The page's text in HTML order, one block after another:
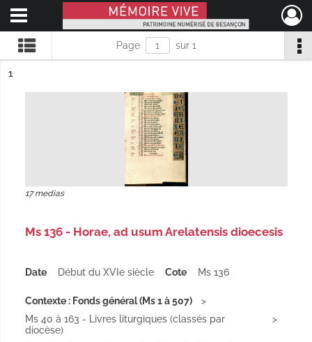
Mémoire Vive patrimoine numérisé de Besançon
Ouvrir le menu déroulant
Page sur 1
n°
1
17 medias
Ms 136 - Horae, ad usum Arelatensis dioecesis
Date Début du XVIe siècle Cote Ms 136
Contexte : Fonds général (Ms 1 à 507)
Ms 40 à 163 - Livres liturgiques (classés par
diocèse)